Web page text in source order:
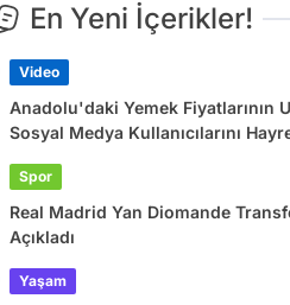
En Yeni İçerikler!
Video
Anadolu'daki Yemek Fiyatlarının
Sosyal Medya Kullanıcılarını
Spor
Real Madrid Yan Diomande
Açıkladı
Yaşam